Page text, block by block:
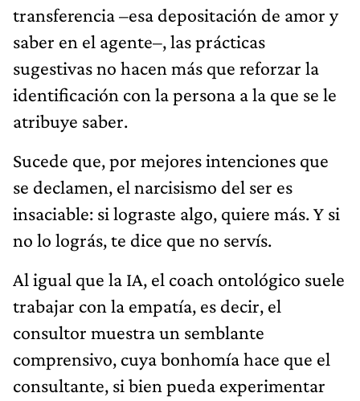
transferencia –esa depositación de amor y
saber en el agente–, las prácticas
sugestivas no hacen más que reforzar la
identificación con la persona a la que se le
atribuye saber.
Sucede que, por mejores intenciones que
se declamen, el narcisismo del ser es
insaciable: si lograste algo, quiere más. Y si
no lo lográs, te dice que no servís.
Al igual que la IA, el coach ontológico suele
trabajar con la empatía, es decir, el
consultor muestra un semblante
comprensivo, cuya bonhomía hace que el
consultante, si bien pueda experimentar